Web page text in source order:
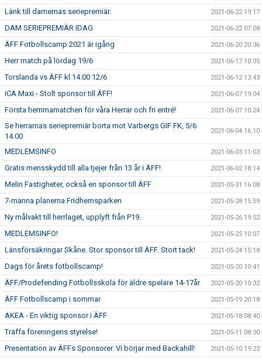
Länk till damernas seriepremiär. 2021-06-22 19:17
DAM SERIEPREMIÄR IDAG 2021-06-22 07:08
ÄFF Fotbollscamp 2021 är igång 2021-06-20 20:36
Herr match på lördag 19/6 2021-06-17 10:35
Torslanda vs ÄFF kl 14:00 12/6 2021-06-12 13:43
ICA Maxi - Stolt sponsor till ÄFF! 2021-06-07 19:04
Första hemmamatchen för våra Herrar och fri entré! 2021-06-07 10:24
Se herrarnas seriepremiär borta mot Varbergs GIF FK, 5/6
14.00
2021-06-04 16:10
MEDLEMSINFO 2021-06-03 11:03
Gratis mensskydd till alla tjejer från 13 år i ÄFF! 2021-06-02 18:14
Melin Fastigheter, också en sponsor till ÄFF 2021-05-31 16:08
7-manna planerna Fridhemsparken 2021-05-28 15:59
Ny målvakt till herrlaget, upplyft från P19. 2021-05-26 19:52
MEDLEMSINFO! 2021-05-25 10:07
Länsförsäkringar Skåne. Stor sponsor till ÄFF. Stort tack! 2021-05-24 15:18
Dags för årets fotbollscamp! 2021-05-20 10:41
ÄFF/Prodefending Fotbollsskola för äldre spelare 14-17år 2021-05-20 10:32
ÄFF Fotbollscamp i sommar 2021-05-19 20:18
AKEA - En viktig sponsor i ÄFF 2021-05-18 08:40
Träffa föreningens styrelse! 2021-05-11 08:30
Presentation av ÄFFs Sponsorer. Vi börjar med Backahill! 2021-05-10 19:23